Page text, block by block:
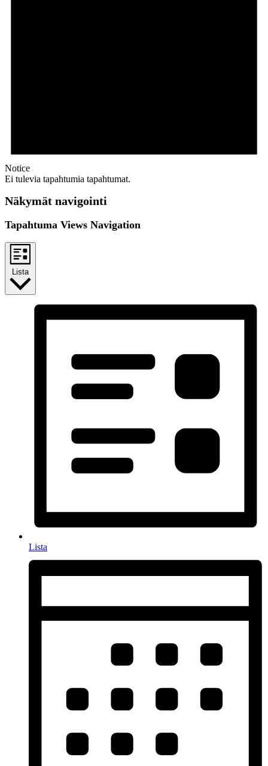
Notice
Ei tulevia tapahtumia tapahtumat.
Näkymät navigointi
Tapahtuma Views Navigation
Lista
Lista